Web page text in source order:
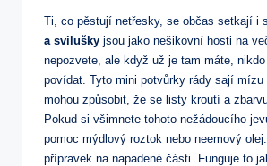
Ti, co pěstují netřesky, se občas setkají i
a svilušky jsou jako nešikovní hosti na
nepozvete, ale když už je tam máte,
povídat. Tyto mini potvůrky rády sají
mohou způsobit, že se listy kroutí a
Pokud si všimnete tohoto nežádoucího
pomoc mýdlový roztok nebo neemový
přípravek na napadené části. Funguje to